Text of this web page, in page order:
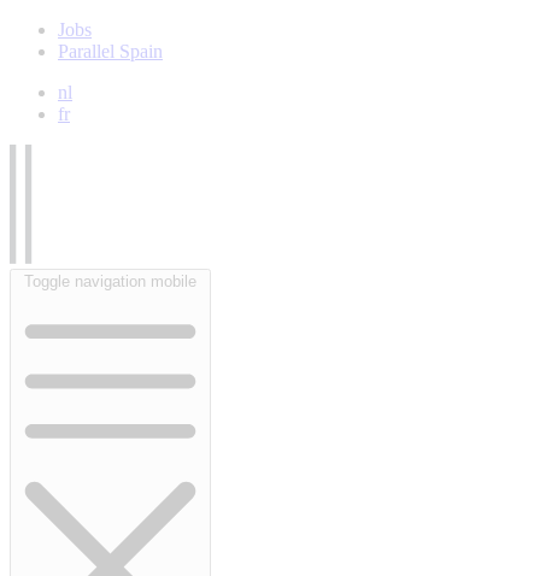
Jobs
Parallel Spain
nl
fr
Toggle navigation mobile